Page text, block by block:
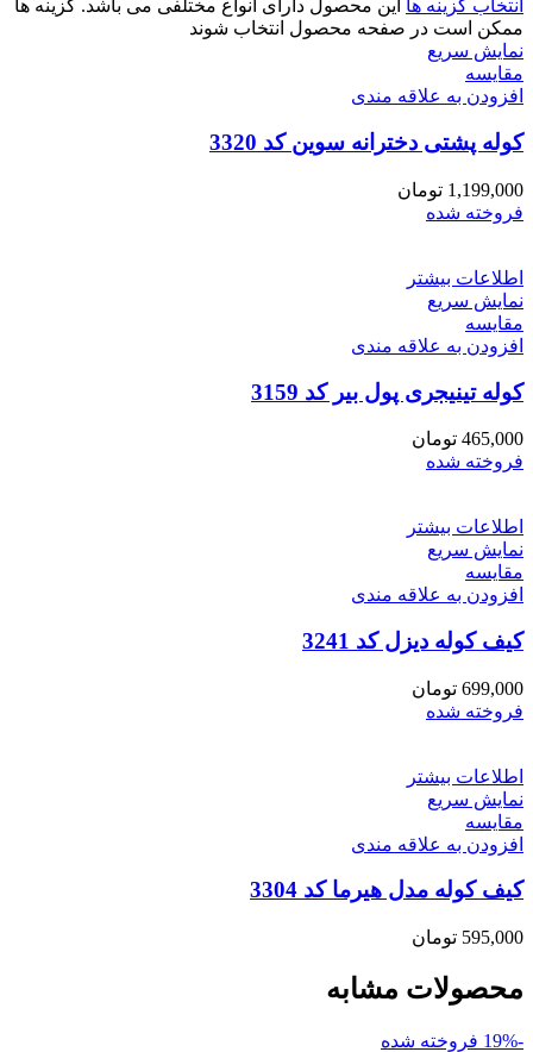
انتخاب گزینه ها این محصول دارای انواع مختلفی می باشد. گزینه ها
ممکن است در صفحه محصول انتخاب شوند
نمایش سریع
مقايسه
افزودن به علاقه مندی
کوله پشتی دخترانه سوین کد 3320
1,199,000 تومان
فروخته شده
اطلاعات بیشتر
نمایش سریع
مقايسه
افزودن به علاقه مندی
کوله تینیجری پول بیر کد 3159
465,000 تومان
فروخته شده
اطلاعات بیشتر
نمایش سریع
مقايسه
افزودن به علاقه مندی
کیف کوله دیزل کد 3241
699,000 تومان
فروخته شده
اطلاعات بیشتر
نمایش سریع
مقايسه
افزودن به علاقه مندی
کیف کوله مدل هیرما کد 3304
595,000 تومان
محصولات مشابه
-19% فروخته شده